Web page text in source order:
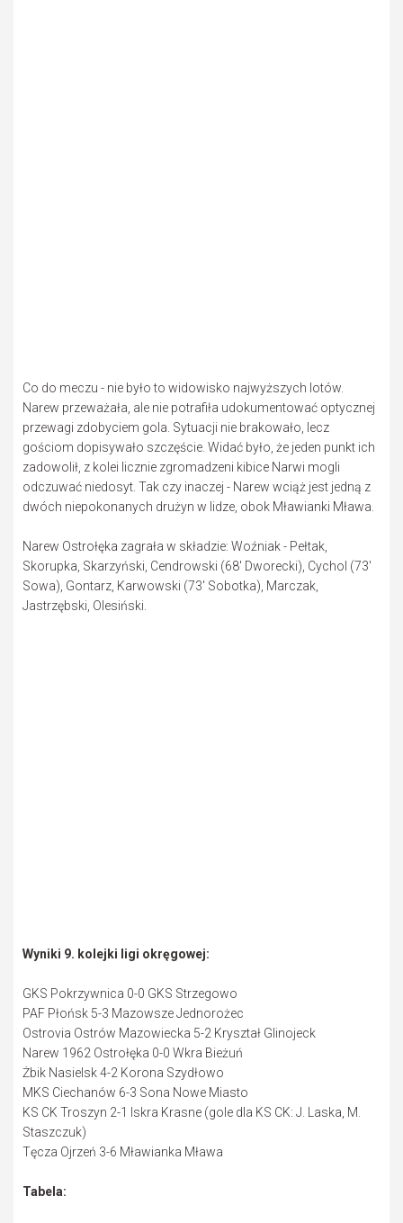
Co do meczu - nie było to widowisko najwyższych lotów.
Narew przeważała, ale nie potrafiła udokumentować optycznej
przewagi zdobyciem gola. Sytuacji nie brakowało, lecz
gościom dopisywało szczęście. Widać było, że jeden punkt ich
zadowolił, z kolei licznie zgromadzeni kibice Narwi mogli
odczuwać niedosyt. Tak czy inaczej - Narew wciąż jest jedną z
dwóch niepokonanych drużyn w lidze, obok Mławianki Mława.
Narew Ostrołęka zagrała w składzie: Woźniak - Pełtak,
Skorupka, Skarzyński, Cendrowski (68' Dworecki), Cychol (73'
Sowa), Gontarz, Karwowski (73' Sobotka), Marczak,
Jastrzębski, Olesiński.
Wyniki 9. kolejki ligi okręgowej:
GKS Pokrzywnica 0-0 GKS Strzegowo
PAF Płońsk 5-3 Mazowsze Jednorożec
Ostrovia Ostrów Mazowiecka 5-2 Kryształ Glinojeck
Narew 1962 Ostrołęka 0-0 Wkra Bieżuń
Żbik Nasielsk 4-2 Korona Szydłowo
MKS Ciechanów 6-3 Sona Nowe Miasto
KS CK Troszyn 2-1 Iskra Krasne (gole dla KS CK: J. Laska, M.
Staszczuk)
Tęcza Ojrzeń 3-6 Mławianka Mława
Tabela: